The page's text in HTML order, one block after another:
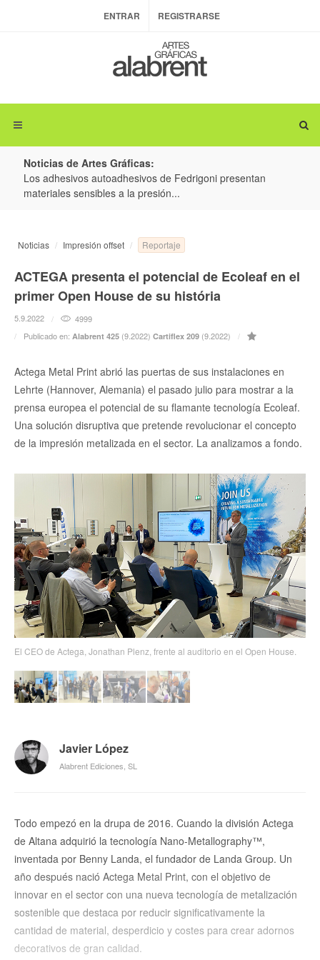
ENTRAR REGISTRARSE
Noticias de Artes Gráficas:
Los adhesivos autoadhesivos de Fedrigoni presentan
materiales sensibles a la presión...
Noticias Impresión offset Reportaje
ACTEGA presenta el potencial de Ecoleaf en el
primer Open House de su história
5.9.2022
4999
Publicado en: Alabrent 425 (9.2022) Cartiflex 209 (9.2022)
Actega Metal Print abrió las puertas de sus instalaciones en
Lehrte (Hannover, Alemania) el pasado julio para mostrar a la
prensa europea el potencial de su flamante tecnología Ecoleaf.
Una solución disruptiva que pretende revolucionar el concepto
de la impresión metalizada en el sector. La analizamos a fondo.
El CEO de Actega, Jonathan Plenz, frente al auditorio en el Open House.
La dirección de Actega ECOLEAF con representantes de All4Labels
Paolo Grasso, director de ventas de Actega Metal Print.
Varios asistentes observan una demostracio?n del proceso de laminado
Javier López
Alabrent Ediciones, SL
Todo empezó en la drupa de 2016. Cuando la división Actega
de Altana adquirió la tecnología Nano-Metallography™,
inventada por Benny Landa, el fundador de Landa Group. Un
año después nació Actega Metal Print, con el objetivo de
innovar en el sector con una nueva tecnología de metalización
sostenible que destaca por reducir significativamente la
cantidad de material, desperdicio y costes para crear adornos
decorativos de gran calidad.